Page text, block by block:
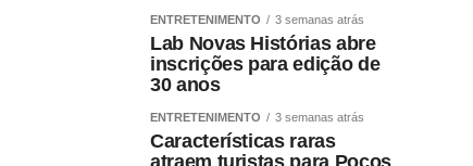
ENTRETENIMENTO 3 semanas atrás
Lab Novas Histórias abre
inscrições para edição de
30 anos
ENTRETENIMENTO 3 semanas atrás
Características raras